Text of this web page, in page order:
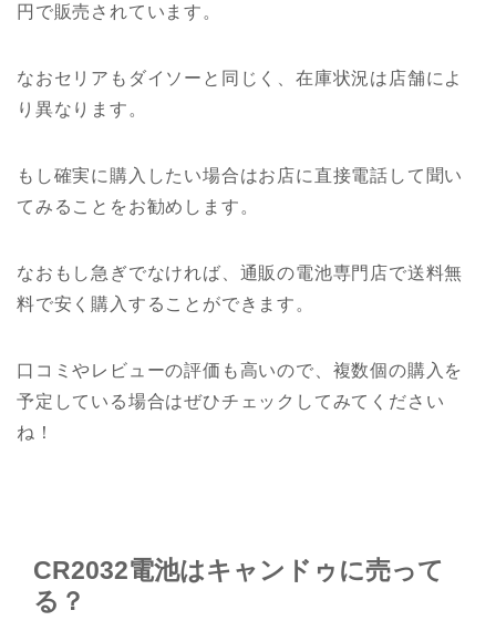
円で販売されています。
なおセリアもダイソーと同じく、在庫状況は店舗によ
り異なります。
もし確実に購入したい場合はお店に直接電話して聞い
てみることをお勧めします。
なおもし急ぎでなければ、通販の電池専門店で送料無
料で安く購入することができます。
口コミやレビューの評価も高いので、複数個の購入を
予定している場合はぜひチェックしてみてください
ね！
CR2032電池はキャンドゥに売って
る？